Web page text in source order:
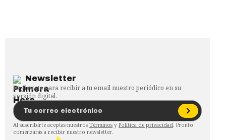
Newsletter
Regístrate para recibir a tu email nuestro periódico en su
versión digital.
Al suscribirte aceptas nuestros Términos y Política de privacidad. Pronto
comenzarás a recibir nuestro newsletter.